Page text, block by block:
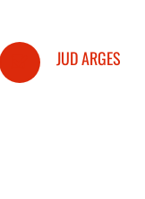
JUD ARGES